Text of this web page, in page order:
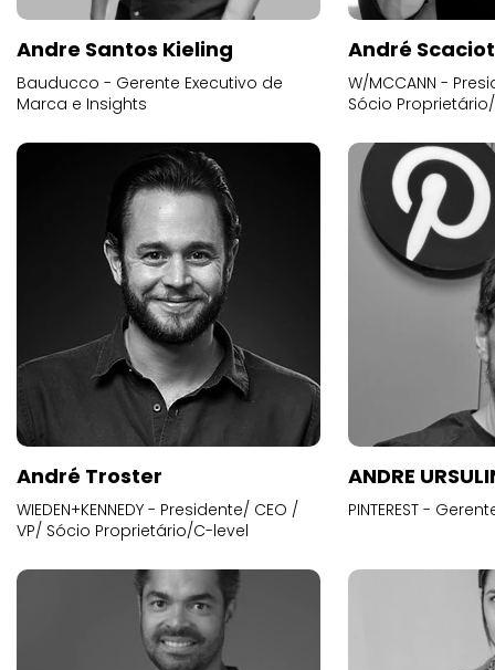
Andre Santos Kieling
Bauducco - Gerente Executivo de
Marca e Insights
André
W/MCCANN -
Sócio
André Troster
WIEDEN+KENNEDY - Presidente/ CEO /
VP/ Sócio Proprietário/C-level
ANDRE
PINTEREST -